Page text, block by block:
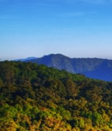
content